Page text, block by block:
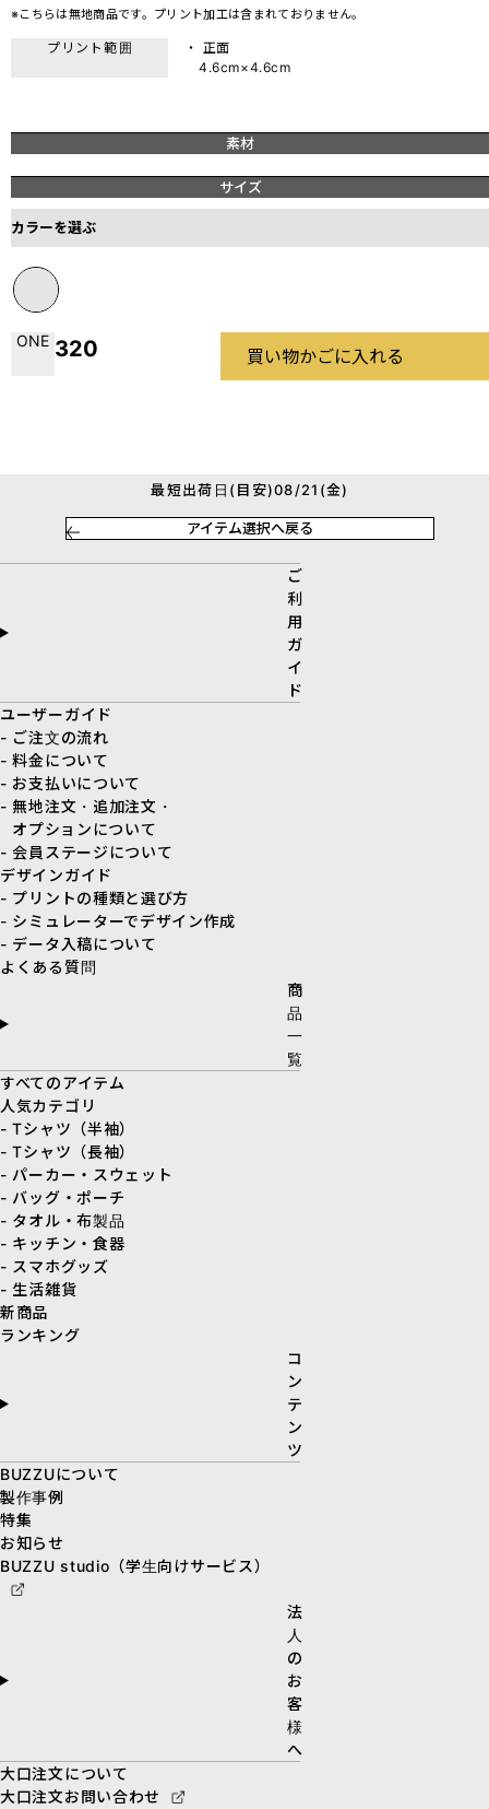
※こちらは無地商品です。プリント加工は含まれておりません。
プリント範囲
・ 正面
4.6cm×4.6cm
素材
サイズ
カラーを選ぶ
ONE 320 買い物かごに入れる
最短出荷日(目安)08/21(金)
アイテム選択へ戻る
ご
利
用
ガ
イ
ド
ユーザーガイド
- ご注文の流れ
- 料金について
- お支払いについて
- 無地注文・追加注文・
オプションについて
- 会員ステージについて
デザインガイド
- プリントの種類と選び方
- シミュレーターでデザイン作成
- データ入稿について
よくある質問
商
品
一
覧
すべてのアイテム
人気カテゴリ
- Tシャツ（半袖）
- Tシャツ（長袖）
- パーカー・スウェット
- バッグ・ポーチ
- タオル・布製品
- キッチン・食器
- スマホグッズ
- 生活雑貨
新商品
ランキング
コ
ン
テ
ン
ツ
BUZZUについて
製作事例
特集
お知らせ
BUZZU studio（学生向けサービス）
法
人
の
お
客
様
へ
大口注文について
大口注文お問い合わせ